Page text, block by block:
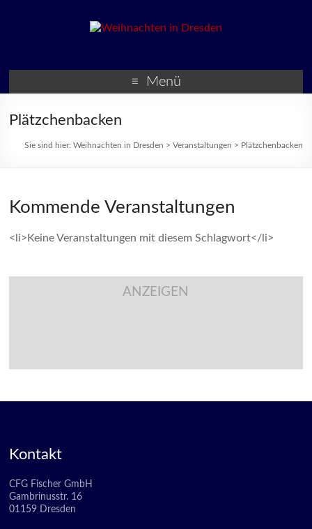
Veranstaltungen zur
Weihnachtszeit
Menü
Plätzchenbacken
Sie sind hier: Weihnachten in Dresden > Veranstaltungen > Plätzchenbacken
Kommende Veranstaltungen
<li>Keine Veranstaltungen mit diesem Schlagwort</li>
ANZEIGEN
Kontakt
CFG Fischer GmbH
Gambrinusstr. 16
01159 Dresden